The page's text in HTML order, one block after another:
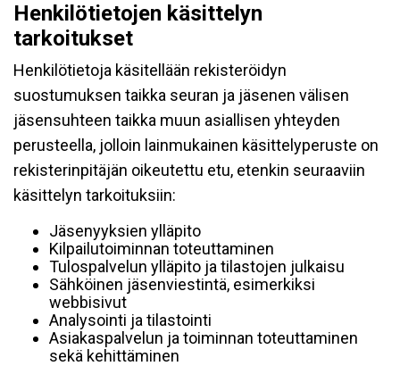
Henkilötietojen käsittelyn
tarkoitukset
Henkilötietoja käsitellään rekisteröidyn
suostumuksen taikka seuran ja jäsenen välisen
jäsensuhteen taikka muun asiallisen yhteyden
perusteella, jolloin lainmukainen käsittelyperuste on
rekisterinpitäjän oikeutettu etu, etenkin seuraaviin
käsittelyn tarkoituksiin:
Jäsenyyksien ylläpito
Kilpailutoiminnan toteuttaminen
Tulospalvelun ylläpito ja tilastojen julkaisu
Sähköinen jäsenviestintä, esimerkiksi
webbisivut
Analysointi ja tilastointi
Asiakaspalvelun ja toiminnan toteuttaminen
sekä kehittäminen